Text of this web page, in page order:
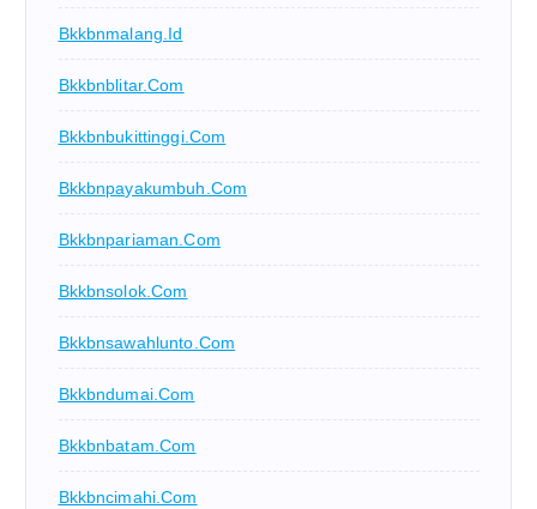
Bkkbnmalang.id
Bkkbnblitar.com
Bkkbnbukittinggi.com
Bkkbnpayakumbuh.com
Bkkbnpariaman.com
Bkkbnsolok.com
Bkkbnsawahlunto.com
Bkkbndumai.com
Bkkbnbatam.com
Bkkbncimahi.com